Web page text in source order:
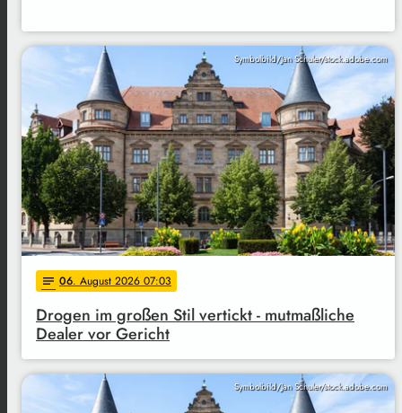
Symbolbild/Jan Schuler/stock.adobe.com
notes 06. August 2026 07:03
Drogen im großen Stil vertickt - mutmaßliche
Dealer vor Gericht
Symbolbild/Jan Schuler/stock.adobe.com